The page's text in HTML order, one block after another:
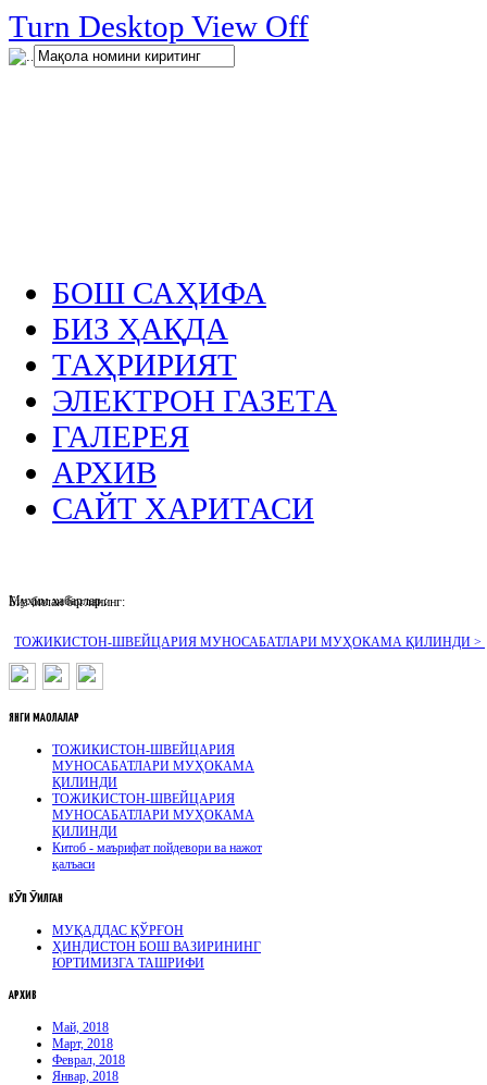
Turn Desktop View Off
.
БОШ САҲИФА
БИЗ ҲАҚДА
ТАҲРИРИЯТ
ЭЛЕКТРОН ГАЗЕТА
ГАЛЕРЕЯ
АРХИВ
САЙТ ХАРИТАСИ
Муҳим хабарлар :
ТОЖИКИСТОН-ШВЕЙЦАРИЯ МУНОСАБАТЛАРИ МУҲОКАМА ҚИЛИНДИ >
Биз билан боғланинг:
ЯНГИ МАҚОЛАЛАР
ТОЖИКИСТОН-ШВЕЙЦАРИЯ
МУНОСАБАТЛАРИ МУҲОКАМА
ҚИЛИНДИ
ТОЖИКИСТОН-ШВЕЙЦАРИЯ
МУНОСАБАТЛАРИ МУҲОКАМА
ҚИЛИНДИ
Китоб - маърифат пойдевори ва нажот
қалъаси
КӮП ӮҚИЛГАН
МУҚАДДАС ҚЎРҒОН
ҲИНДИСТОН БОШ ВАЗИРИНИНГ
ЮРТИМИЗГА ТАШРИФИ
АРХИВ
Май, 2018
Март, 2018
Феврал, 2018
Январ, 2018